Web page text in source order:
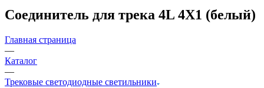
Соединитель для трека 4L 4X1 (белый)
Главная страница
—
Каталог
—
Трековые светодиодные светильники